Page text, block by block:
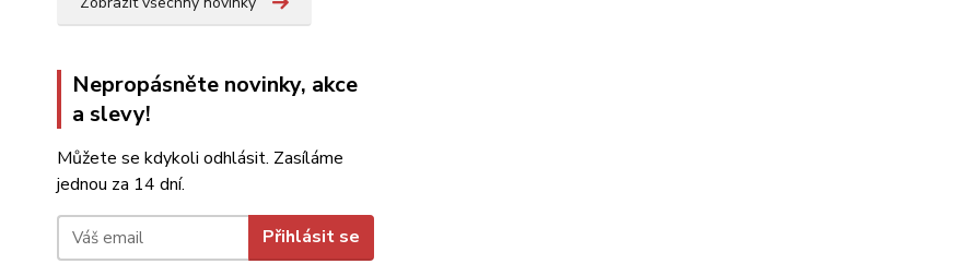
Nepropásněte novinky, akce
a slevy!
Můžete se kdykoli odhlásit. Zasíláme
jednou za 14 dní.
Přihlásit se